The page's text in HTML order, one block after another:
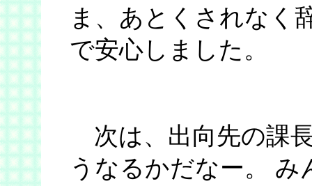
ま、あとくされなく
で安心しました。
次は、出向先の課
うなるかだなー。